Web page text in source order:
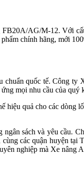
AG/M-12. Với
chính hãng, mới
quốc tế. Công
mọi nhu cầu của quý
quả cho các dòng
sách và yêu cầu.
các quận huyện
nghiệp mà Xe nâng